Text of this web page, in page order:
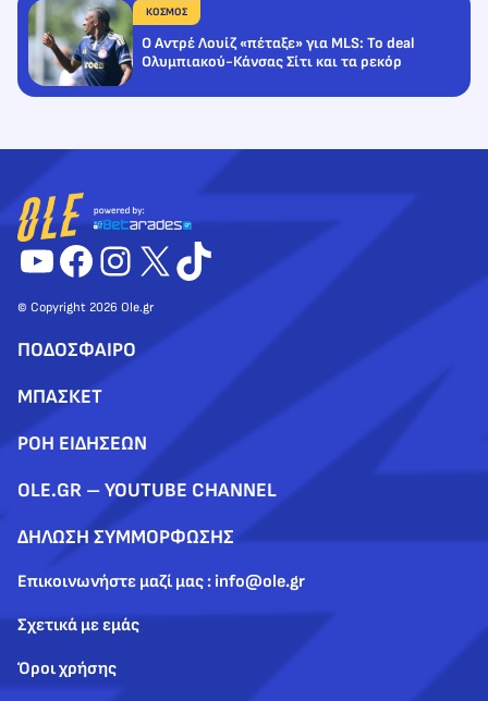
ΚΟΣΜΟΣ
Ο Αντρέ Λουίζ «πέταξε» για MLS: Το deal
Ολυμπιακού-Κάνσας Σίτι και τα ρεκόρ
YouTube
Facebook
Instagram
X TikTok
© Copyright 2026 Ole.gr
ΠΟΔΟΣΦΑΙΡΟ
ΜΠΑΣΚΕΤ
ΡΟΗ ΕΙΔΗΣΕΩΝ
OLE.GR – YOUTUBE CHANNEL
ΔΗΛΩΣΗ ΣΥΜΜΟΡΦΩΣΗΣ
Επικοινωνήστε μαζί μας : info@ole.gr
Σχετικά με εμάς
Όροι χρήσης